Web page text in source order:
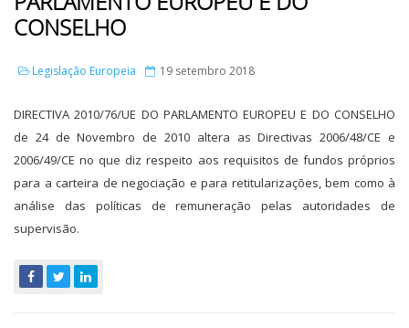
CONSELHO
Legislação Europeia 19 setembro 2018
DIRECTIVA 2010/76/UE DO PARLAMENTO EUROPEU E DO CONSELHO
de 24 de Novembro de 2010 altera as Directivas 2006/48/CE e
2006/49/CE no que diz respeito aos requisitos de fundos próprios
para a carteira de negociação e para retitularizações, bem como à
análise das políticas de remuneração pelas autoridades de
supervisão.